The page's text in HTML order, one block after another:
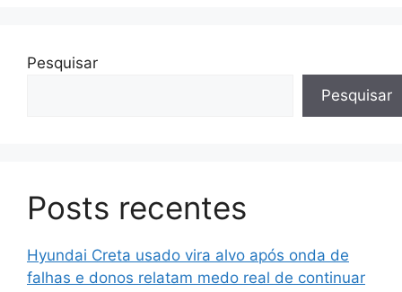
Pesquisar
Pesquisar
Posts recentes
Hyundai Creta usado vira alvo após onda de
falhas e donos relatam medo real de continuar